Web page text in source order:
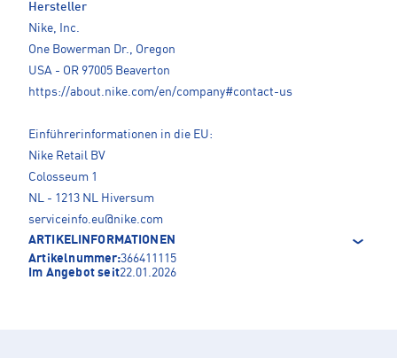
Hersteller
Nike, Inc.
One Bowerman Dr., Oregon
USA - OR 97005 Beaverton
https://about.nike.com/en/company#contact-us
Einführerinformationen in die EU:
Nike Retail BV
Colosseum 1
NL - 1213 NL Hiversum
serviceinfo.eu@nike.com
ARTIKELINFORMATIONEN
Artikelnummer:366411115
Im Angebot seit22.01.2026